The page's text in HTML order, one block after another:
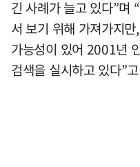
긴 사례가 늘고 있다”며
서 보기 위해 가져가지
가능성이 있어 2001년
검색을 실시하고 있다”